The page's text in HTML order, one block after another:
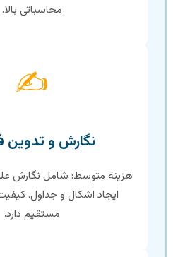
محاسباتی بالا.
✍️
نگارش و
هزینه متوسط: شامل نگارش
ایجاد اشکال و جداول.
مستقیم دارد.